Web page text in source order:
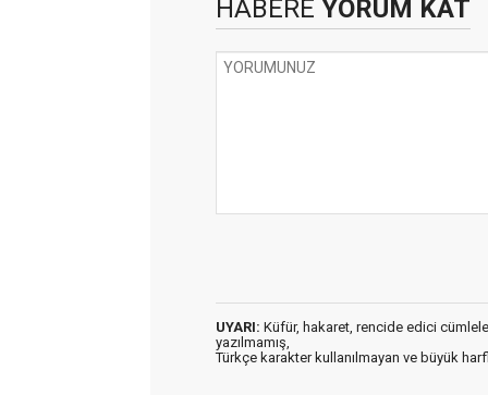
HABERE YORUM KAT
UYARI: Küfür, hakaret, rencide edici
yazılmamış,
Türkçe karakter kullanılmayan ve büyük